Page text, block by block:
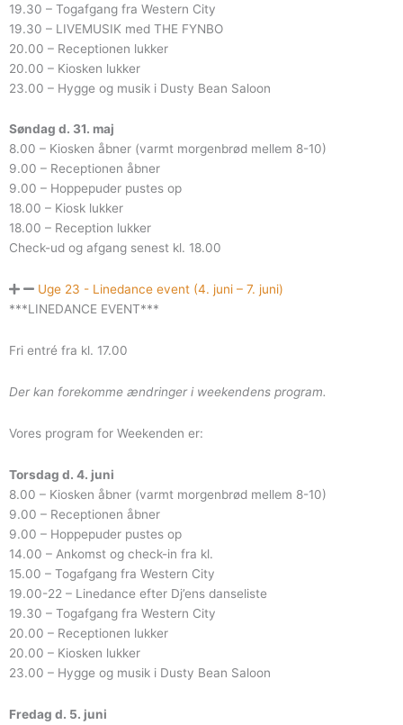
19.30 – Togafgang fra Western City
19.30 – LIVEMUSIK med THE FYNBO
20.00 – Receptionen lukker
20.00 – Kiosken lukker
23.00 – Hygge og musik i Dusty Bean Saloon
Søndag d. 31. maj
8.00 – Kiosken åbner (varmt morgenbrød mellem 8-10)
9.00 – Receptionen åbner
9.00 – Hoppepuder pustes op
18.00 – Kiosk lukker
18.00 – Reception lukker
Check-ud og afgang senest kl. 18.00
Uge 23 - Linedance event (4. juni – 7. juni)
***LINEDANCE EVENT***
Fri entré fra kl. 17.00
Der kan forekomme ændringer i weekendens program.
Vores program for Weekenden er:
Torsdag d. 4. juni
8.00 – Kiosken åbner (varmt morgenbrød mellem 8-10)
9.00 – Receptionen åbner
9.00 – Hoppepuder pustes op
14.00 – Ankomst og check-in fra kl.
15.00 – Togafgang fra Western City
19.00-22 – Linedance efter Dj’ens danseliste
19.30 – Togafgang fra Western City
20.00 – Receptionen lukker
20.00 – Kiosken lukker
23.00 – Hygge og musik i Dusty Bean Saloon
Fredag d. 5. juni